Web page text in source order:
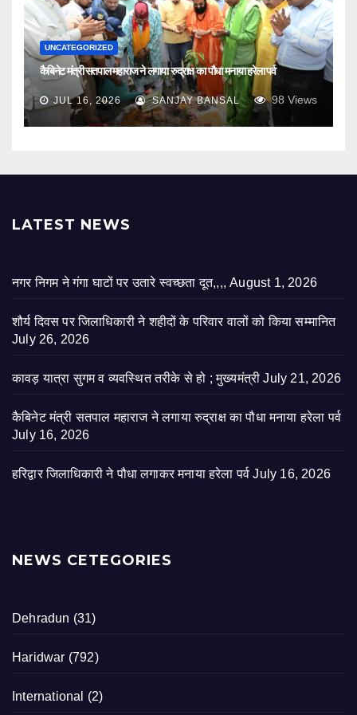
UNCATEGORIZED
कैबिनेट मंत्री सतपाल महाराज ने लगाया रुद्राक्ष का पौधा मनाया हरेला पर्व
JUL 16, 2026 SANJAY BANSAL 98 Views
LATEST NEWS
नगर निगम ने गंगा घाटों पर उतारे स्वच्छता दूत,,,, August 1, 2026
शौर्य दिवस पर जिलाधिकारी ने शहीदों के परिवार वालों को किया सम्मानित
July 26, 2026
कावड़ यात्रा सुगम व व्यवस्थित तरीके से हो ; मुख्यमंत्री July 21, 2026
कैबिनेट मंत्री सतपाल महाराज ने लगाया रुद्राक्ष का पौधा मनाया हरेला पर्व
July 16, 2026
हरिद्वार जिलाधिकारी ने पौधा लगाकर मनाया हरेला पर्व July 16, 2026
NEWS CETEGORIES
Dehradun (31)
Haridwar (792)
International (2)